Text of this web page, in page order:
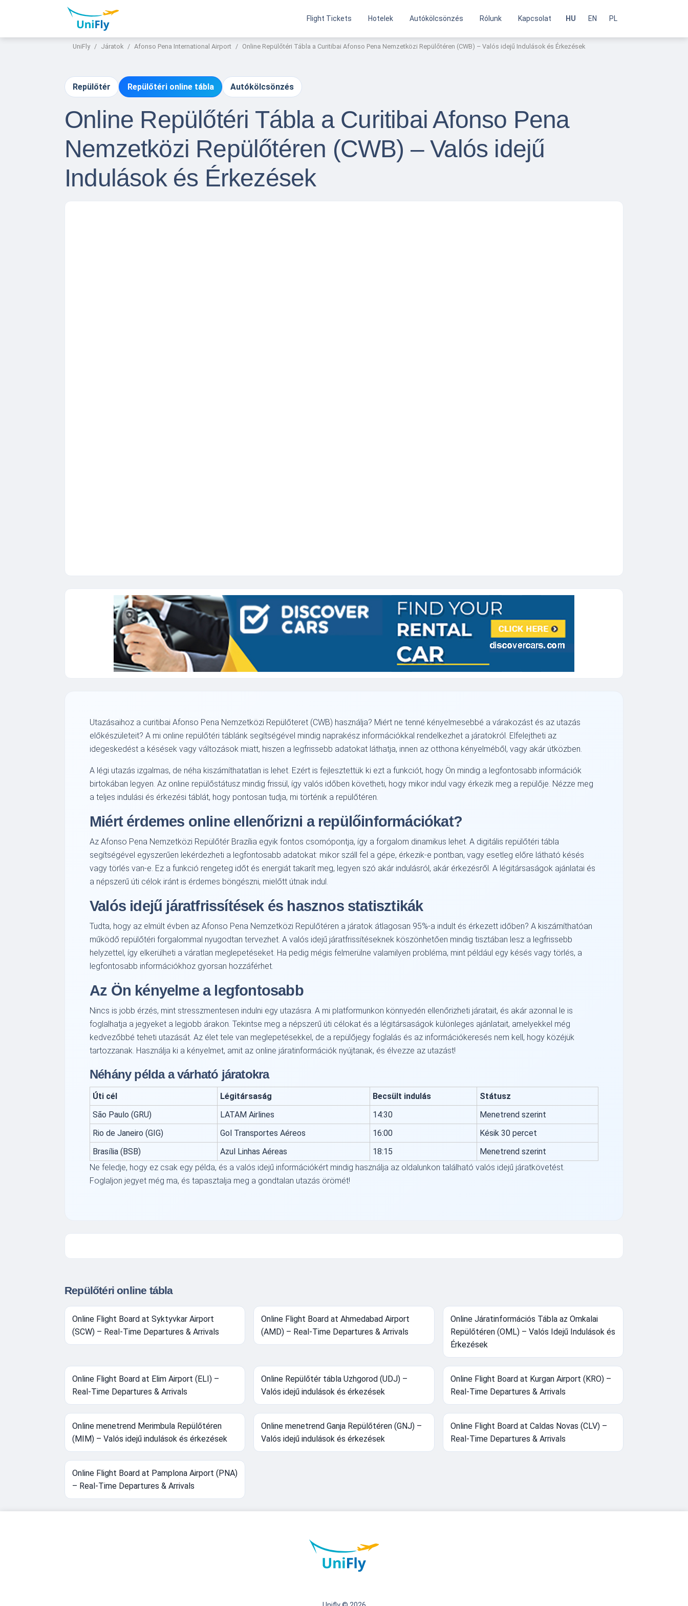
Flight Tickets Hotelek Autókölcsönzés Rólunk Kapcsolat HU EN PL
UniFly Járatok Afonso Pena International Airport Online Repülőtéri Tábla a Curitibai Afonso Pena Nemzetközi Repülőtéren (CWB) – Valós idejű Indulások és Érkezések
Repülőtér Repülőtéri online tábla Autókölcsönzés
Online Repülőtéri Tábla a Curitibai Afonso Pena
Nemzetközi Repülőtéren (CWB) – Valós idejű
Indulások és Érkezések
Utazásaihoz a curitibai Afonso Pena Nemzetközi Repülőteret (CWB) használja? Miért ne tenné kényelmesebbé a várakozást és az utazás
előkészületeit? A mi online repülőtéri táblánk segítségével mindig naprakész információkkal rendelkezhet a járatokról. Elfelejtheti az
idegeskedést a késések vagy változások miatt, hiszen a legfrissebb adatokat láthatja, innen az otthona kényelméből, vagy akár útközben.
A légi utazás izgalmas, de néha kiszámíthatatlan is lehet. Ezért is fejlesztettük ki ezt a funkciót, hogy Ön mindig a legfontosabb információk
birtokában legyen. Az online repülőstátusz mindig frissül, így valós időben követheti, hogy mikor indul vagy érkezik meg a repülője. Nézze meg
a teljes indulási és érkezési táblát, hogy pontosan tudja, mi történik a repülőtéren.
Miért érdemes online ellenőrizni a repülőinformációkat?
Az Afonso Pena Nemzetközi Repülőtér Brazília egyik fontos csomópontja, így a forgalom dinamikus lehet. A digitális repülőtéri tábla
segítségével egyszerűen lekérdezheti a legfontosabb adatokat: mikor száll fel a gépe, érkezik-e pontban, vagy esetleg előre látható késés
vagy törlés van-e. Ez a funkció rengeteg időt és energiát takarít meg, legyen szó akár indulásról, akár érkezésről. A légitársaságok ajánlatai és
a népszerű úti célok iránt is érdemes böngészni, mielőtt útnak indul.
Valós idejű járatfrissítések és hasznos statisztikák
Tudta, hogy az elmúlt évben az Afonso Pena Nemzetközi Repülőtéren a járatok átlagosan 95%-a indult és érkezett időben? A kiszámíthatóan
működő repülőtéri forgalommal nyugodtan tervezhet. A valós idejű járatfrissítéseknek köszönhetően mindig tisztában lesz a legfrissebb
helyzettel, így elkerülheti a váratlan meglepetéseket. Ha pedig mégis felmerülne valamilyen probléma, mint például egy késés vagy törlés, a
legfontosabb információkhoz gyorsan hozzáférhet.
Az Ön kényelme a legfontosabb
Nincs is jobb érzés, mint stresszmentesen indulni egy utazásra. A mi platformunkon könnyedén ellenőrizheti járatait, és akár azonnal le is
foglalhatja a jegyeket a legjobb árakon. Tekintse meg a népszerű úti célokat és a légitársaságok különleges ajánlatait, amelyekkel még
kedvezőbbé teheti utazását. Az élet tele van meglepetésekkel, de a repülőjegy foglalás és az információkeresés nem kell, hogy közéjük
tartozzanak. Használja ki a kényelmet, amit az online járatinformációk nyújtanak, és élvezze az utazást!
Néhány példa a várható járatokra
Úti cél Légitársaság Becsült indulás
Státusz
São Paulo (GRU)
LATAM Airlines 14:30
Menetrend szerint
Rio de Janeiro (GIG)
Gol Transportes Aéreos 16:00
Késik 30 percet
Brasília (BSB)
Azul Linhas Aéreas 18:15
Menetrend szerint
Ne feledje, hogy ez csak egy példa, és a valós idejű információkért mindig használja az oldalunkon található valós idejű járatkövetést.
Foglaljon jegyet még ma, és tapasztalja meg a gondtalan utazás örömét!
Repülőtéri online tábla
Online Flight Board at Syktyvkar Airport
(SCW) – Real-Time Departures & Arrivals
Online Flight Board at Ahmedabad Airport
(AMD) – Real-Time Departures & Arrivals
Online Járatinformációs Tábla az Omkalai
Repülőtéren (OML) – Valós Idejű Indulások és
Érkezések
Online Flight Board at Elim Airport (ELI) –
Real-Time Departures & Arrivals
Online Repülőtér tábla Uzhgorod (UDJ) –
Valós idejű indulások és érkezések
Online Flight Board at Kurgan Airport (KRO) –
Real-Time Departures & Arrivals
Online menetrend Merimbula Repülőtéren
(MIM) – Valós idejű indulások és érkezések
Online menetrend Ganja Repülőtéren (GNJ) –
Valós idejű indulások és érkezések
Online Flight Board at Caldas Novas (CLV) –
Real-Time Departures & Arrivals
Online Flight Board at Pamplona Airport (PNA)
– Real-Time Departures & Arrivals